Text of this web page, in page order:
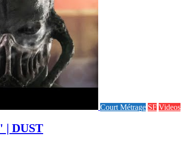
Court Métrage SF Videos
| DUST